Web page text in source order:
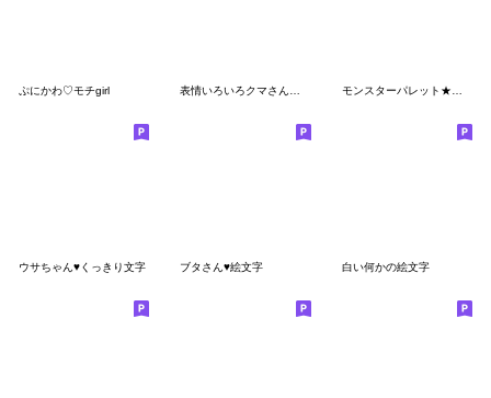
ぷにかわ♡モチgirl
ウサちゃん♥くっきり文字 ブタさん♥絵文字 白い何かの絵文字